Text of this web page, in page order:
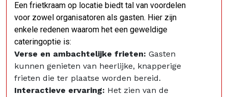
Een frietkraam op locatie biedt tal van voordelen
voor zowel organisatoren als gasten. Hier zijn
enkele redenen waarom het een geweldige
cateringoptie is:
Verse en ambachtelijke frieten: Gasten
kunnen genieten van heerlijke, knapperige
frieten die ter plaatse worden bereid.
Interactieve ervaring: Het zien van de